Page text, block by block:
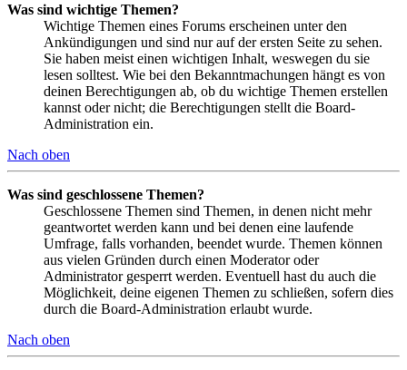
Was sind wichtige Themen?
Wichtige Themen eines Forums erscheinen unter den
Ankündigungen und sind nur auf der ersten Seite zu sehen.
Sie haben meist einen wichtigen Inhalt, weswegen du sie
lesen solltest. Wie bei den Bekanntmachungen hängt es von
deinen Berechtigungen ab, ob du wichtige Themen erstellen
kannst oder nicht; die Berechtigungen stellt die Board-
Administration ein.
Nach oben
Was sind geschlossene Themen?
Geschlossene Themen sind Themen, in denen nicht mehr
geantwortet werden kann und bei denen eine laufende
Umfrage, falls vorhanden, beendet wurde. Themen können
aus vielen Gründen durch einen Moderator oder
Administrator gesperrt werden. Eventuell hast du auch die
Möglichkeit, deine eigenen Themen zu schließen, sofern dies
durch die Board-Administration erlaubt wurde.
Nach oben